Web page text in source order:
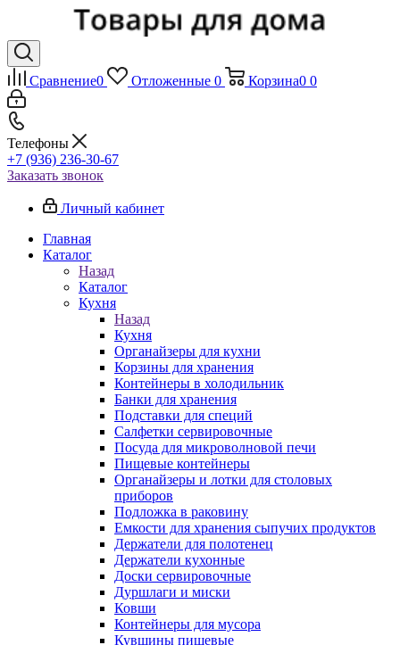
Сравнение0 Отложенные 0 Корзина0 0
Телефоны
+7 (936) 236-30-67
Заказать звонок
Личный кабинет
Главная
Каталог
Назад
Каталог
Кухня
Назад
Кухня
Органайзеры для кухни
Корзины для хранения
Контейнеры в холодильник
Банки для хранения
Подставки для специй
Салфетки сервировочные
Посуда для микроволновой печи
Пищевые контейнеры
Органайзеры и лотки для столовых
приборов
Подложка в раковину
Емкости для хранения сыпучих продуктов
Держатели для полотенец
Держатели кухонные
Доски сервировочные
Дуршлаги и миски
Ковши
Контейнеры для мусора
Кувшины пищевые